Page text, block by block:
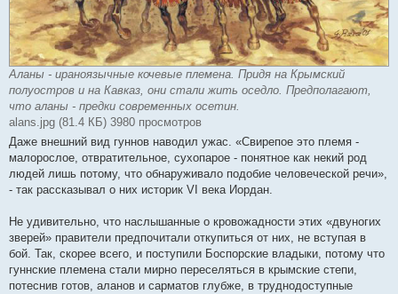
Аланы - ираноязычные кочевые племена. Придя на Крымский
полуостров и на Кавказ, они стали жить оседло. Предполагают,
что аланы - предки современных осетин.
alans.jpg (81.4 КБ) 3980 просмотров
Даже внешний вид гуннов наводил ужас. «Свирепое это племя -
малорослое, отвратительное, сухопарое - понятное как некий род
людей лишь потому, что обнаруживало подобие человеческой речи»,
- так рассказывал о них историк VI века Иордан.
Не удивительно, что наслышанные о кровожадности этих «двуногих
зверей» правители предпочитали откупиться от них, не вступая в
бой. Так, скорее всего, и поступили Боспорские владыки, потому что
гуннские племена стали мирно переселяться в крымские степи,
потеснив готов, аланов и сарматов глубже, в труднодоступные